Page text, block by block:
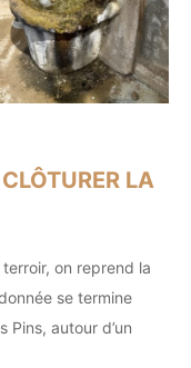
LA
on reprend la
se termine
Pins, autour d’un